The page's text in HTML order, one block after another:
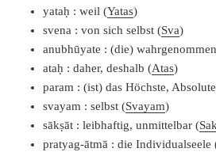
yataḥ : weil (Yatas)
svena : von sich selbst (Sva)
anubhūyate : (die)
ataḥ : daher, deshalb (Atas)
param : (ist) das Höchste,
svayam : selbst (Svayam)
sākṣāt : leibhaftig, unmittelbar (
pratyag-ātmā : die Individualseele